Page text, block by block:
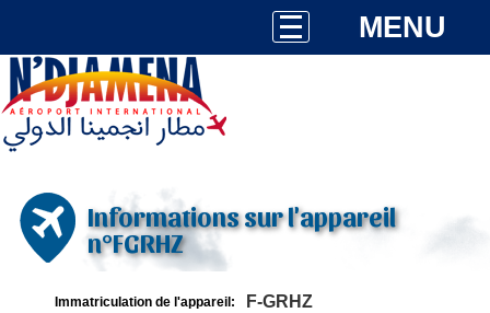
MENU
Informations sur l'appareil
n°FGRHZ
Immatriculation de l'appareil: F-GRHZ